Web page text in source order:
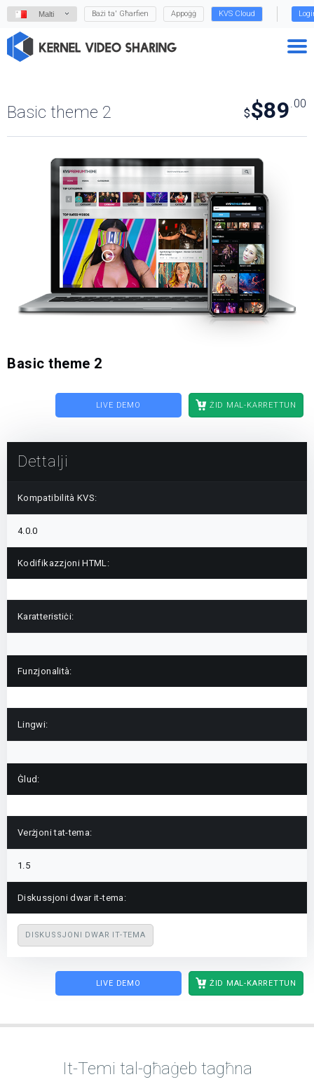
Malti Bażi ta' Għarfien Appoġġ KVS Cloud
Basic theme 2 $$89.00
Basic theme 2
LIVE DEMO ŻID MAL-KARRETTUN
Dettalji
Kompatibilità KVS:
4.0.0
Kodifikazzjoni HTML:
Karatteristiċi:
Funzjonalità:
Lingwi:
Ġlud:
Verżjoni tat-tema:
1.5
Diskussjoni dwar it-tema:
DISKUSSJONI DWAR IT-TEMA
LIVE DEMO ŻID MAL-KARRETTUN
It-Temi tal-għaġeb tagħna